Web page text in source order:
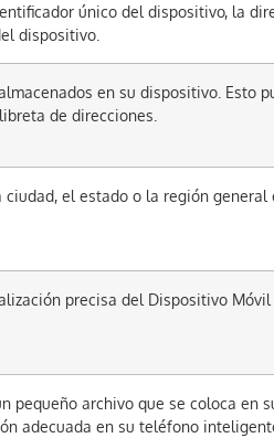
único del dispositivo, la
dispositivo.
en su dispositivo. Esto
de direcciones.
el estado o la región general
precisa del Dispositivo
pequeño archivo que se coloca en
adecuada en su teléfono